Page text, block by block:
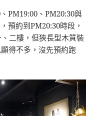
PM19:00、PM20:30與
預約到PM20:30時段，
二樓，但狹長型木質裝
得不多，沒先預約跑